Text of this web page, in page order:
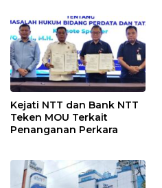
Kejati NTT dan Bank NTT
Teken MOU Terkait
Penanganan Perkara